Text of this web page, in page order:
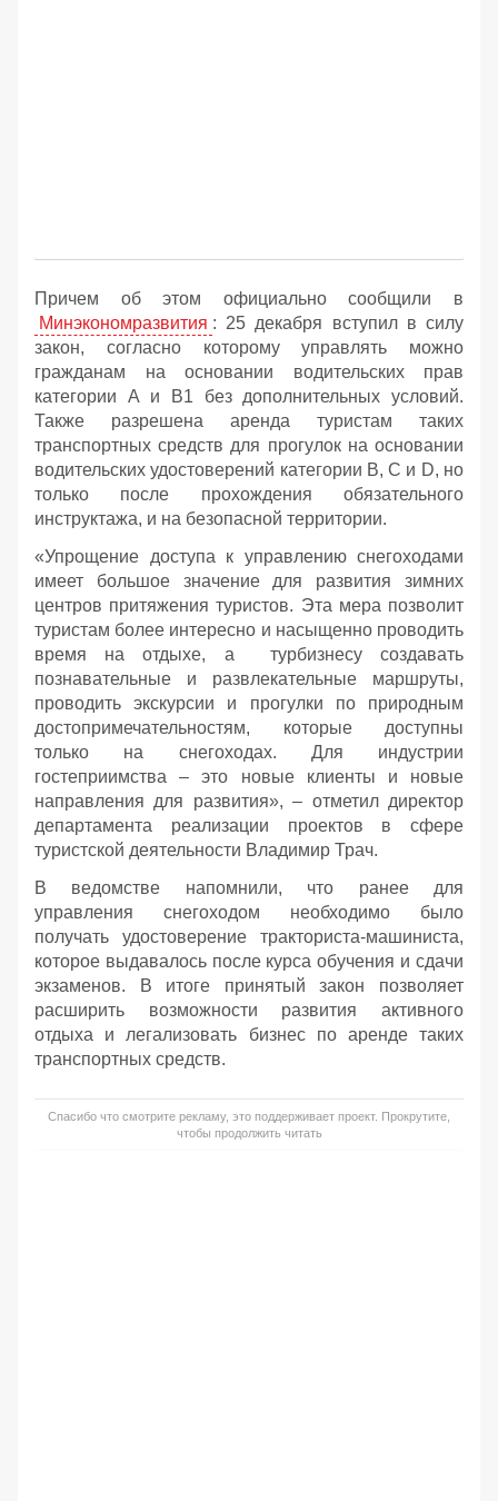
Причем об этом официально сообщили в
Минэкономразвития : 25 декабря вступил в силу
закон, согласно которому управлять можно
гражданам на основании водительских прав
категории А и B1 без дополнительных условий.
Также разрешена аренда туристам таких
транспортных средств для прогулок на основании
водительских удостоверений категории В, С и D, но
только после прохождения обязательного
инструктажа, и на безопасной территории.
«Упрощение доступа к управлению снегоходами
имеет большое значение для развития зимних
центров притяжения туристов. Эта мера позволит
туристам более интересно и насыщенно проводить
время на отдыхе, а турбизнесу создавать
познавательные и развлекательные маршруты,
проводить экскурсии и прогулки по природным
достопримечательностям, которые доступны
только на снегоходах. Для индустрии
гостеприимства – это новые клиенты и новые
направления для развития», – отметил директор
департамента реализации проектов в сфере
туристской деятельности Владимир Трач.
В ведомстве напомнили, что ранее для
управления снегоходом необходимо было
получать удостоверение тракториста-машиниста,
которое выдавалось после курса обучения и сдачи
экзаменов. В итоге принятый закон позволяет
расширить возможности развития активного
отдыха и легализовать бизнес по аренде таких
транспортных средств.
Спасибо что смотрите рекламу, это поддерживает проект. Прокрутите,
чтобы продолжить читать